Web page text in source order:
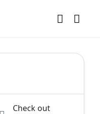
Check out